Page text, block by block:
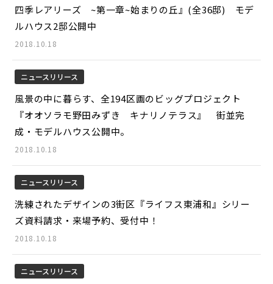
四季レアリーズ ~第一章~始まりの丘』(全36邸) モデ
ルハウス2邸公開中
2018.10.18
ニュースリリース
風景の中に暮らす、全194区画のビッグプロジェクト
『オオソラモ野田みずき キナリノテラス』 街並完
成・モデルハウス公開中。
2018.10.18
ニュースリリース
洗練されたデザインの3街区『ライフス東浦和』シリー
ズ資料請求・来場予約、受付中！
2018.10.18
ニュースリリース